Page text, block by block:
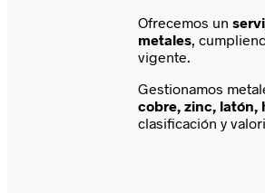
Ofrecemos un
metales,
vigente.
Gestionamos
cobre, zinc, latón,
clasificación y